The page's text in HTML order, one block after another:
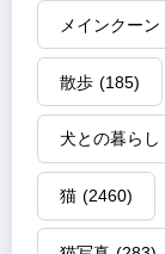
メインクーン
散歩 (185)
犬との暮らし
猫 (2460)